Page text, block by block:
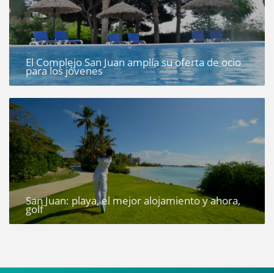
El Complejo San Juan amplía su oferta de ocio
para los jóvenes
San Juan: playa, el mejor alojamiento y ahora,
golf